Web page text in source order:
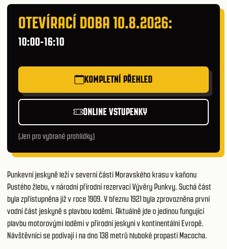
OTEVÍRACÍ DOBA 10.8.2026:
10:00-16:10
KOMPLETNÍ PŘEHLED
ONLINE VSTUPENKY
(Jen pro vybrané prohlídky)
Punkevní jeskyně leží v severní části Moravského krasu v kaňonu
Pustého žlebu, v národní přírodní rezervaci Vývěry Punkvy. Suchá část
byla zpřístupněna již v roce 1909. V březnu 1921 byla zprovozněna první
vodní část jeskyně s plavbou loděmi. Aktuálně jde o jedinou fungující
plavbu motorovými loděmi v přírodní jeskyni v kontinentální Evropě.
Návštěvníci se podívají i na dno 138 metrů hluboké propasti Macocha.